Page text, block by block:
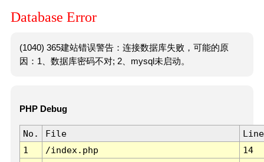
Database Error
(1040) 365建站错误警告：连接数据库失败，可能的原
因：1、数据库密码不对; 2、mysql未启动。
PHP Debug
No. File
Line
1
/index.php 14